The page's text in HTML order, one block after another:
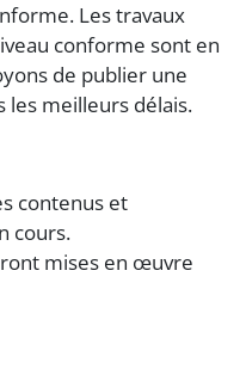
Les travaux
conforme sont en
de publier une
les meilleurs délais.
contenus et
cours.
mises en œuvre